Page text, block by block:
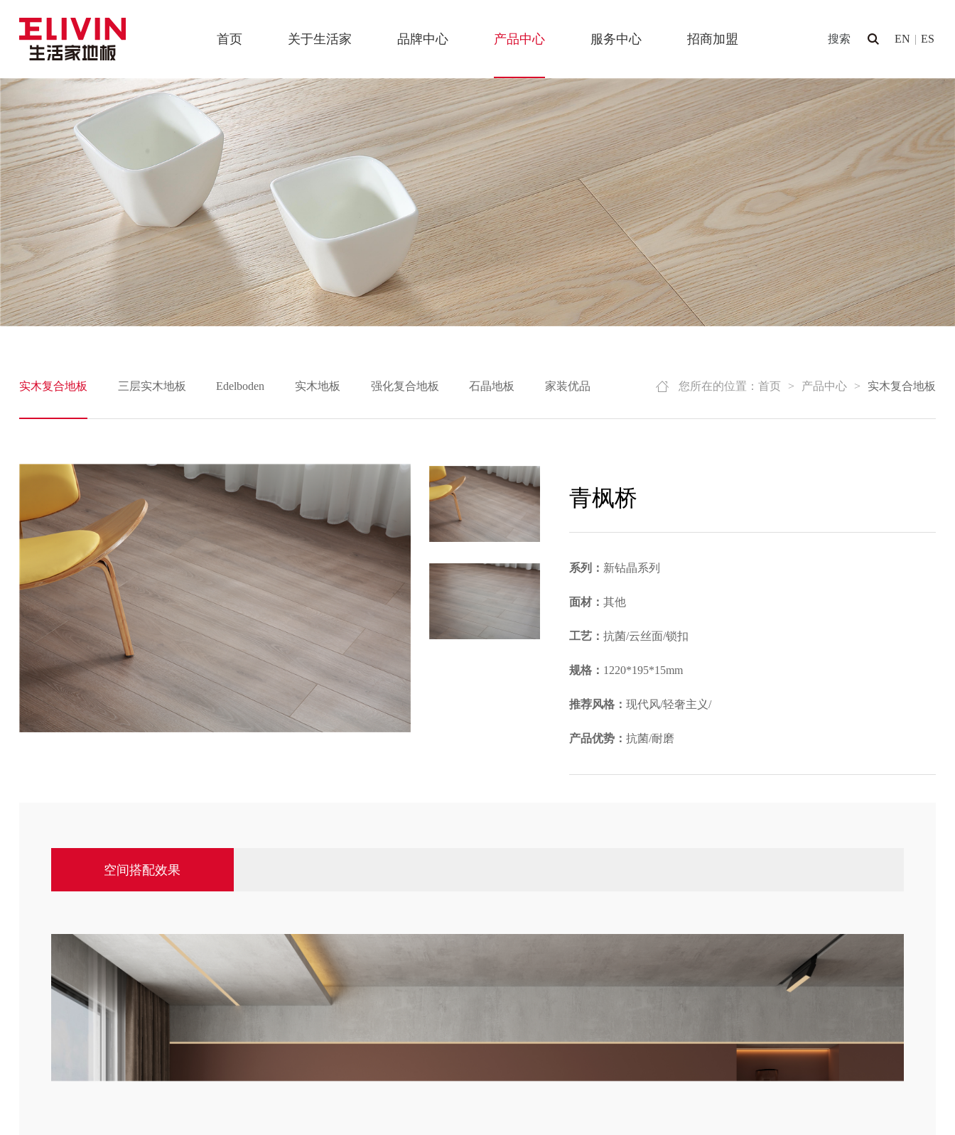
EN | ES
首页 关于生活家 品牌中心 产品中心 服务中心 招商加盟
您所在的位置：首页 > 产品中心 > 实木复合地板
实木复合地板 三层实木地板 Edelboden 实木地板 强化复合地板 石晶地板 家装优品
青枫桥
系列： 新钻晶系列
面材：其他
工艺：抗菌/云丝面/锁扣
规格： 1220*195*15mm
推荐风格：现代风/轻奢主义/
产品优势：抗菌/耐磨
空间搭配效果